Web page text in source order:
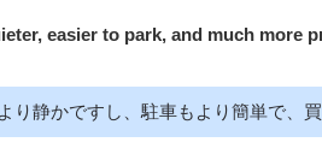
easier to park, and much more
り静かですし、駐車もより簡単で、